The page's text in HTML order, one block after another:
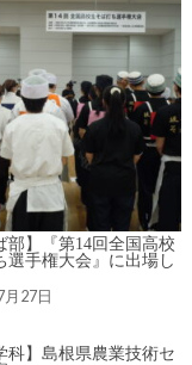
部】『第14回全国高校
選手権大会』に出場し
月27日
科】島根県農業技術セ